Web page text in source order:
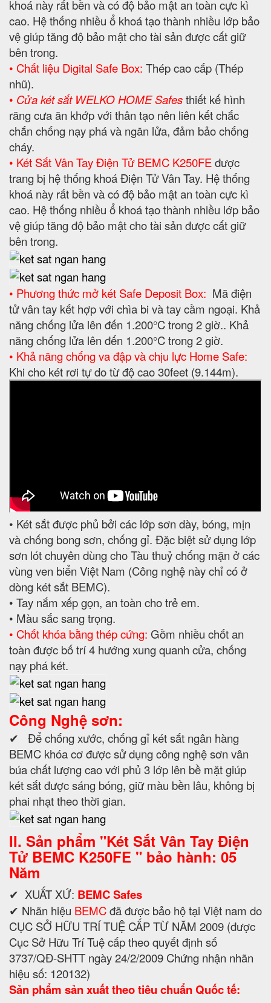
khoá này rất bền và có độ bảo mật an toàn cực kì
cao. Hệ thống nhiều ổ khoá tạo thành nhiều lớp bảo
vệ giúp tăng độ bảo mật cho tài sản được cất giữ
bên trong.
• Chất liệu Digital Safe Box: Thép cao cấp (Thép
nhũ).
• Cửa két sắt WELKO HOME Safesthiết kế hình
răng cưa ăn khớp với thân tạo nên liên kết chắc
chắn chống nạy phá và ngăn lửa, đảm bảo chống
cháy.
• Két Sắt Vân Tay Điện Tử BEMC K250FEđược
trang bị hệ thống khoá Điện Tử Vân Tay. Hệ thống
khoá này rất bền và có độ bảo mật an toàn cực kì
cao. Hệ thống nhiều ổ khoá tạo thành nhiều lớp bảo
vệ giúp tăng độ bảo mật cho tài sản được cất giữ
bên trong.
• Phương thức mở két Safe Deposit Box: Mã điện
tử vân tay kết hợp với chìa bi và tay cầm ngoại. Khả
năng chống lửa lên đến 1.200°C trong 2 giờ.. Khả
năng chống lửa lên đến 1.200°C trong 2 giờ.
• Khả năng chống va đập và chịu lực Home Safe:
Khi cho két rơi tự do từ độ cao 30feet (9.144m).
• Két sắt được phủ bởi các lớp sơn dày, bóng, mịn
và chống bong sơn, chống gỉ. Đặc biệt sử dụng lớp
sơn lót chuyên dùng cho Tàu thuỷ chống mặn ở các
vùng ven biển Việt Nam (Công nghệ này chỉ có ở
dòng két sắt BEMC).
• Tay nắm xếp gọn, an toàn cho trẻ em.
• Màu sắc sang trọng.
• Chốt khóa bằng thép cứng: Gồm nhiều chốt an
toàn được bố trí 4 hướng xung quanh cửa, chống
nạy phá két.
Công Nghệ sơn:
✔ Để chống xước, chống gỉ két sắt ngân hàng
BEMC khóa cơ được sử dụng công nghệ sơn vân
búa chất lượng cao với phủ 3 lớp lên bề mặt giúp
két sắt được sáng bóng, giữ màu bền lâu, không bị
phai nhạt theo thời gian.
II. Sản phẩm "Két Sắt Vân Tay Điện
Tử BEMC K250FE " bảo hành: 05
Năm
✔ XUẤT XỨ: BEMC Safes
✔ Nhãn hiệu BEMCđã được bảo hộ tại Việt nam do
CỤC SỞ HỮU TRÍ TUỆ CẤP TỪ NĂM 2009 (được
Cục Sở Hữu Trí Tuệ cấp theo quyết định số
3737/QĐ-SHTT ngày 24/2/2009 Chứng nhận nhãn
hiệu số: 120132)
Sản phẩm sản xuất theo tiêu chuẩn Quốc tế: